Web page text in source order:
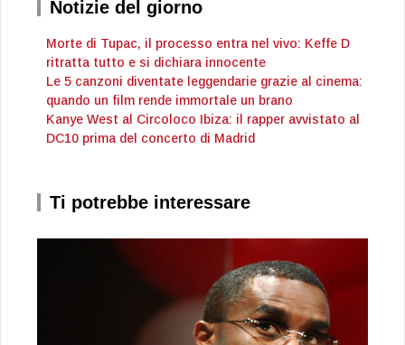
Notizie del giorno
Morte di Tupac, il processo entra nel vivo: Keffe D
ritratta tutto e si dichiara innocente
Le 5 canzoni diventate leggendarie grazie al cinema:
quando un film rende immortale un brano
Kanye West al Circoloco Ibiza: il rapper avvistato al
DC10 prima del concerto di Madrid
Ti potrebbe interessare